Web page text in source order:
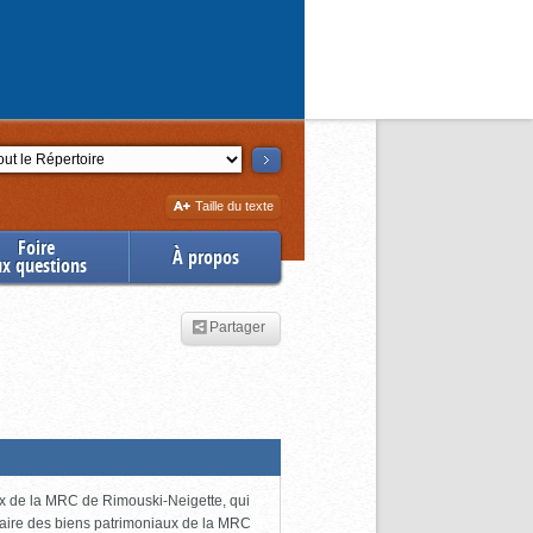
Augmenter
la
Taille du texte
Foire
questions À propos
Partager
de la MRC de Rimouski-Neigette, qui
des biens patrimoniaux de la MRC